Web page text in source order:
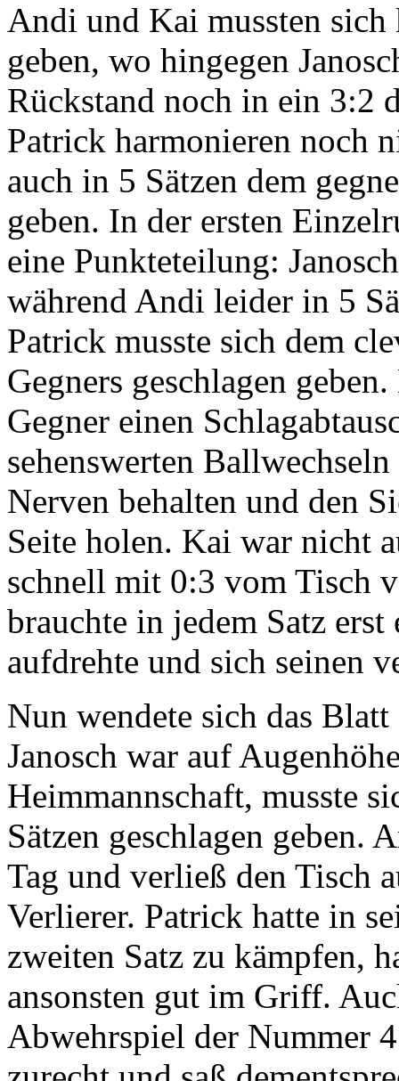
Andi und Kai mussten sich
geben, wo hingegen
Rückstand noch in ein 3:2
Patrick harmonieren noch
auch in 5 Sätzen dem
geben. In der ersten
eine Punkteteilung:
während Andi leider in 5
Patrick musste sich dem
Gegners geschlagen
Gegner einen
sehenswerten
Nerven behalten und den
Seite holen. Kai war nicht
schnell mit 0:3 vom Tisch
brauchte in jedem Satz
aufdrehte und sich seinen
Nun wendete sich das
Janosch war auf
Heimmannschaft, musste
Sätzen geschlagen geben.
Tag und verließ den Tisch
Verlierer. Patrick hatte in
zweiten Satz zu kämpfen,
ansonsten gut im Griff.
Abwehrspiel der Nummer